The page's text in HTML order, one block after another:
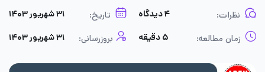
نظرات: ۴ دیدگاه تاریخ: ۳۱ شهریور ۱۴۰۳
زمان مطالعه: ۵ دقیقه بروزرسانی: ۳۱ شهریور ۱۴۰۳